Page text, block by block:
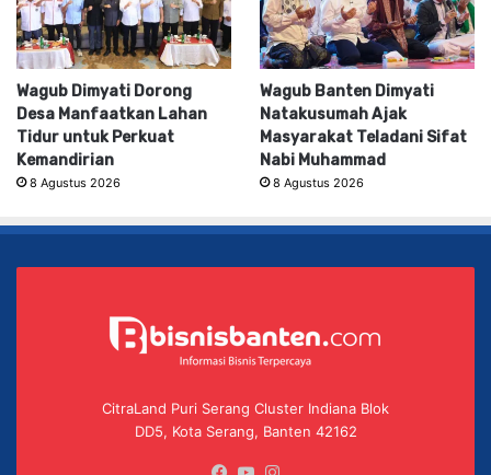
Wagub Dimyati Dorong
Desa Manfaatkan Lahan
Tidur untuk Perkuat
Kemandirian
8 Agustus 2026
Wagub Banten Dimyati
Natakusumah Ajak
Masyarakat Teladani Sifat
Nabi Muhammad
8 Agustus 2026
CitraLand Puri Serang Cluster Indiana Blok
DD5, Kota Serang, Banten 42162